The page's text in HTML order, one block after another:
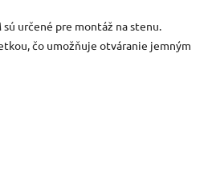
určené pre montáž na stenu.
čo umožňuje otváranie jemným